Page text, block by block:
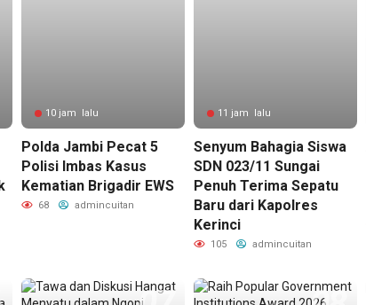
10 jam lalu
Polda Jambi Pecat 5
Polisi Imbas Kasus
Kematian Brigadir EWS
68 admincuitan
11 jam lalu
Senyum Bahagia Siswa
SDN 023/11 Sungai
Penuh Terima Sepatu
Baru dari Kapolres
Kerinci
105 admincuitan